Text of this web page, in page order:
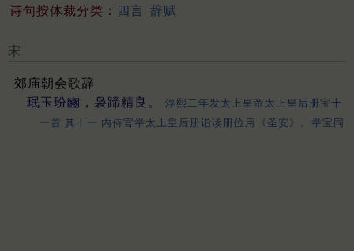
诗句按体裁分类： 四言 辞赋
宋
郊庙朝会歌辞
珉玉玢豳，袅蹄精良。
淳熙二年发太上皇帝太上皇后册宝十
一首 其十一 内侍官举太上皇后册诣读册位用《圣安》。举宝同